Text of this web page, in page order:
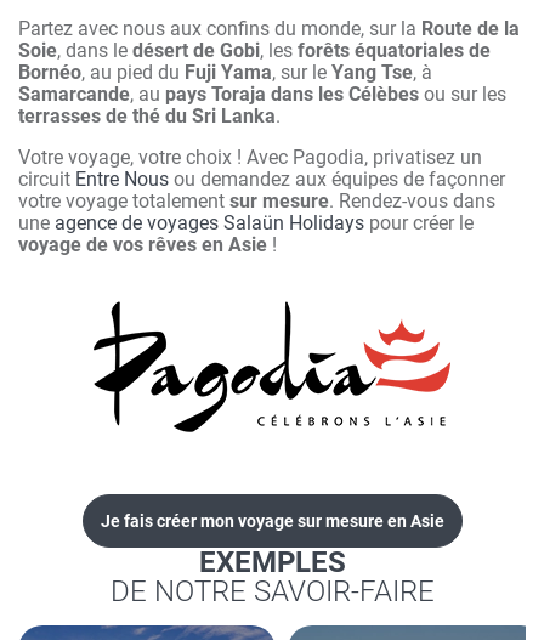
Partez avec nous aux confins du monde, sur la Route de la
Soie, dans le désert de Gobi, les forêts équatoriales de
Bornéo, au pied du Fuji Yama, sur le Yang Tse, à
Samarcande, au pays Toraja dans les Célèbes ou sur les
terrasses de thé du Sri Lanka.
Votre voyage, votre choix ! Avec Pagodia, privatisez un
circuit Entre Nous ou demandez aux équipes de façonner
votre voyage totalement sur mesure. Rendez-vous dans
une agence de voyages Salaün Holidays pour créer le
voyage de vos rêves en Asie !
Je fais créer mon voyage sur mesure en Asie
EXEMPLES
DE NOTRE SAVOIR-FAIRE